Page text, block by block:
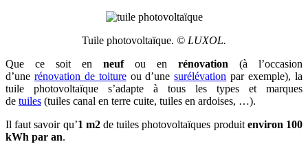
Tuile photovoltaïque. © LUXOL.
Que ce soit en neuf ou en rénovation (à l’occasion
d’une rénovation de toitureou d’unesurélévation par exemple), la
tuile photovoltaïque s’adapte à tous les types et marques
de tuiles (tuiles canal en terre cuite, tuiles en ardoises, …).
Il faut savoir qu’1 m2de tuiles photovoltaïques produit environ 100
kWh par an.